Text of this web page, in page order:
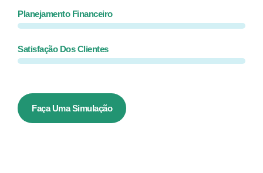
Planejamento Financeiro
Satisfação Dos Clientes
Faça Uma Simulação